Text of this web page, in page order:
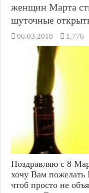
женщин Марта
шуточные
06.03.2018 1,776
Поздравляю с 8
хочу Вам пожелать
чтоб просто не